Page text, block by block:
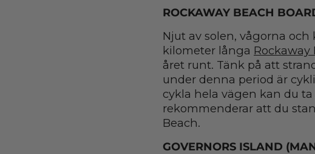
ROCKAWAY BEACH
Njut av solen, vågorna
kilometer långa Rockaway
året runt. Tänk på att
under denna period är
cykla hela vägen kan du
rekommenderar att du
Beach.
GOVERNORS ISLAND